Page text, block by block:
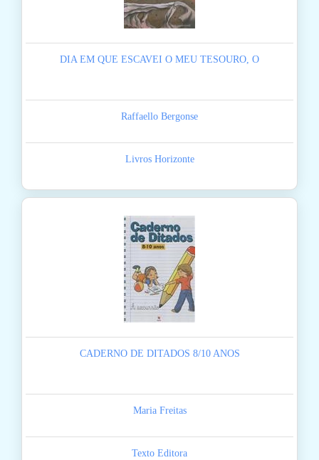
DIA EM QUE ESCAVEI O MEU TESOURO, O
Raffaello Bergonse
Livros Horizonte
CADERNO DE DITADOS 8/10 ANOS
Maria Freitas
Texto Editora